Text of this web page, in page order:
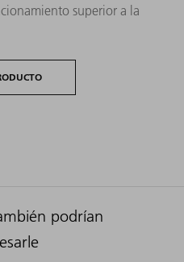
superior a la
podrían